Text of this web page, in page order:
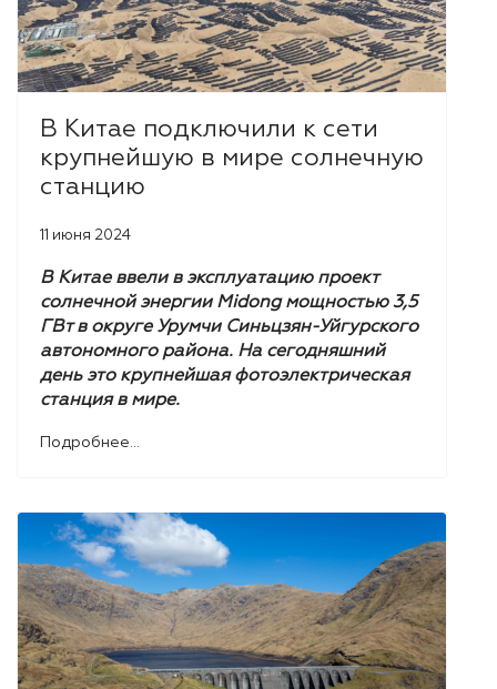
В Китае подключили к сети
крупнейшую в мире солнечную
станцию
11 июня 2024
В Китае ввели в эксплуатацию проект
солнечной энергии Midong мощностью 3,5
ГВт в округе Урумчи Синьцзян-Уйгурского
автономного района. На сегодняшний
день это крупнейшая фотоэлектрическая
станция в мире.
Подробнее...